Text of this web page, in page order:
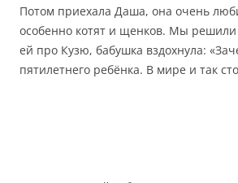
Потом приехала Даша, она очень
особенно котят и щенков. Мы решили
ей про Кузю, бабушка вздохнула:
пятилетнего ребёнка. В мире и так